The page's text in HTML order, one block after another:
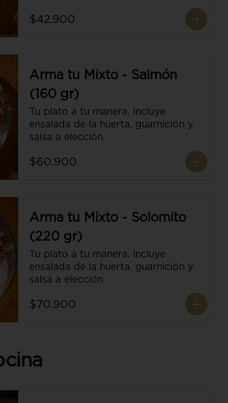
$42.900
Arma tu Mixto - Salmón
(160 gr)
Tu plato a tu manera. Incluye
ensalada de la huerta, guarnición y
salsa a elección.
$60.900
Arma tu Mixto - Solomito
(220 gr)
Tu plato a tu manera. Incluye
ensalada de la huerta, guarnición y
salsa a elección.
$70.900